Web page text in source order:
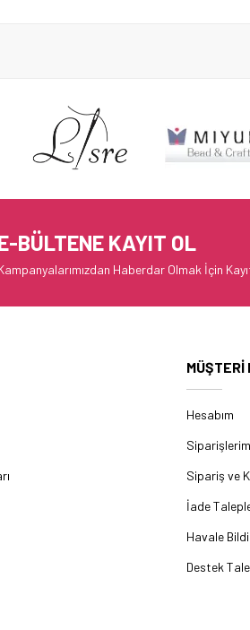
BÜLTENE KAYIT OL
Haberdar Olmak İçin
MÜŞTERİ
Hesabım
Siparişlerim
Sipariş ve
İade
Havale
Destek